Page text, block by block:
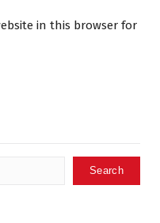
in this browser for
Search